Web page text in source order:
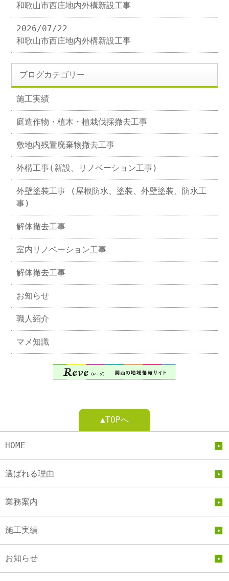
和歌山市西庄地内外構新設工事
2026/07/22
和歌山市西庄地内外構新設工事
ブログカテゴリー
施工実績
庭造作物・植木・植栽伐採撤去工事
敷地内残置廃棄物撤去工事
外構工事(新設、リノベーション工事)
外壁塗装工事 (屋根防水、塗装、外壁塗装、防水工
事)
解体撤去工事
室内リノベーション工事
解体撤去工事
お知らせ
職人紹介
マメ知識
▲TOPへ
HOME
選ばれる理由
業務案内
施工実績
お知らせ